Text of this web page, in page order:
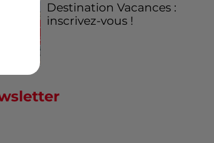
Destination Vacances :
inscrivez-vous !